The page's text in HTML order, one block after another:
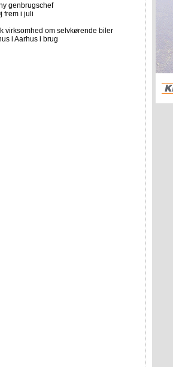
genbrugschef
frem i juli
virksomhed om selvkørende biler
i Aarhus i brug